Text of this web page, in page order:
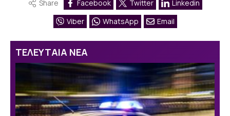
Share Facebook Twitter
Linkedin
Viber
WhatsApp Email
ΤΕΛΕΥΤΑΙΑ ΝΕΑ